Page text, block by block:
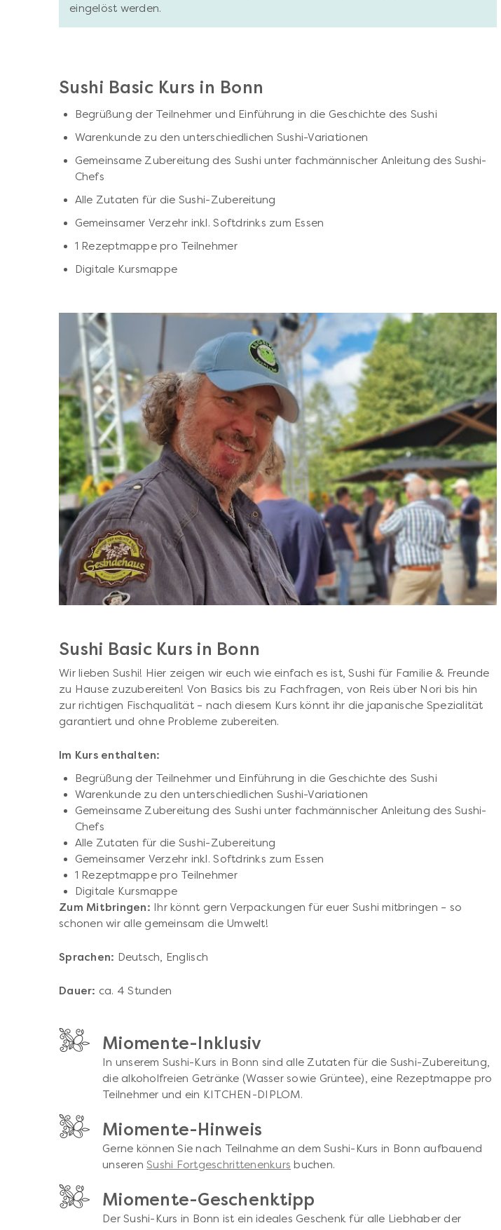
eingelöst werden.
Sushi Basic Kurs in Bonn
Begrüßung der Teilnehmer und Einführung in die Geschichte des Sushi
Warenkunde zu den unterschiedlichen Sushi-Variationen
Gemeinsame Zubereitung des Sushi unter fachmännischer Anleitung des Sushi-
Chefs
Alle Zutaten für die Sushi-Zubereitung
Gemeinsamer Verzehr inkl. Softdrinks zum Essen
1 Rezeptmappe pro Teilnehmer
Digitale Kursmappe
Sushi Basic Kurs in Bonn
Wir lieben Sushi! Hier zeigen wir euch wie einfach es ist, Sushi für Familie & Freunde
zu Hause zuzubereiten! Von Basics bis zu Fachfragen, von Reis über Nori bis hin
zur richtigen Fischqualität – nach diesem Kurs könnt ihr die japanische Spezialität
garantiert und ohne Probleme zubereiten.
Im Kurs enthalten:
Begrüßung der Teilnehmer und Einführung in die Geschichte des Sushi
Warenkunde zu den unterschiedlichen Sushi-Variationen
Gemeinsame Zubereitung des Sushi unter fachmännischer Anleitung des Sushi-
Chefs
Alle Zutaten für die Sushi-Zubereitung
Gemeinsamer Verzehr inkl. Softdrinks zum Essen
1 Rezeptmappe pro Teilnehmer
Digitale Kursmappe
Zum Mitbringen: Ihr könnt gern Verpackungen für euer Sushi mitbringen – so
schonen wir alle gemeinsam die Umwelt!
Sprachen: Deutsch, Englisch
Dauer: ca. 4 Stunden
Miomente-Inklusiv
In unserem Sushi-Kurs in Bonn sind alle Zutaten für die Sushi-Zubereitung,
die alkoholfreien Getränke (Wasser sowie Grüntee), eine Rezeptmappe pro
Teilnehmer und ein KITCHEN-DIPLOM.
Miomente-Hinweis
Gerne können Sie nach Teilnahme an dem Sushi-Kurs in Bonn aufbauend
unserenSushi Fortgeschrittenenkurs buchen.
Miomente-Geschenktipp
Der Sushi-Kurs in Bonn ist ein ideales Geschenk für alle Liebhaber der